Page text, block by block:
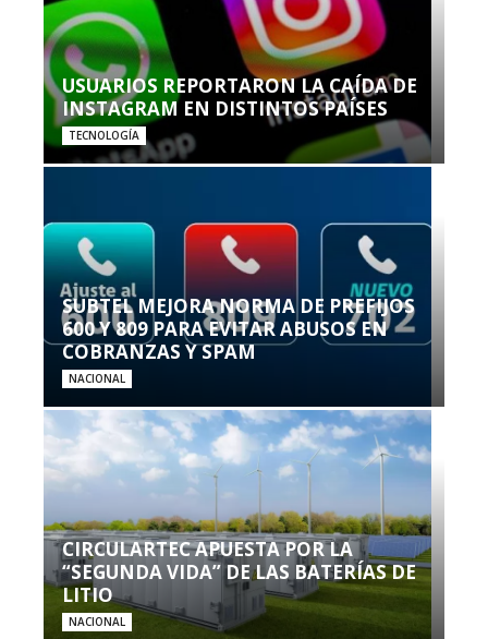
USUARIOS REPORTARON LA CAÍDA DE
INSTAGRAM EN DISTINTOS PAÍSES
TECNOLOGÍA
SUBTEL MEJORA NORMA DE PREFIJOS
600 Y 809 PARA EVITAR ABUSOS EN
COBRANZAS Y SPAM
NACIONAL
CIRCULARTEC APUESTA POR LA
“SEGUNDA VIDA” DE LAS BATERÍAS DE
LITIO
NACIONAL